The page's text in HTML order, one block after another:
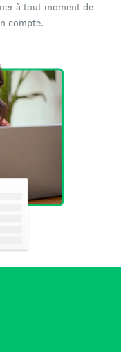
à tout moment de
compte.